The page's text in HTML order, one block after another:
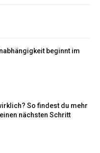
beginnt im
So findest du mehr
nächsten Schritt